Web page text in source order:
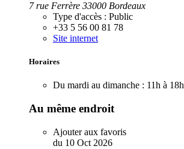
7 rue Ferrère 33000 Bordeaux
Type d'accès : Public
+33 5 56 00 81 78
Site internet
Horaires
Du mardi au dimanche : 11h à 18h
Au même endroit
Ajouter aux favoris
du 10 Oct 2026